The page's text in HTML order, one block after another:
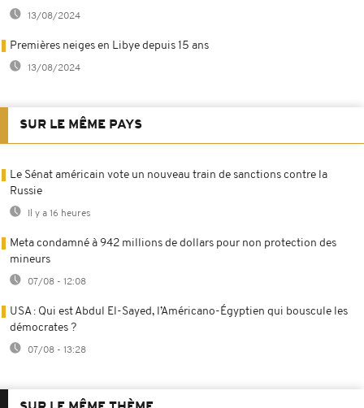
13/08/2024
Premières neiges en Libye depuis 15 ans
13/08/2024
SUR LE MÊME PAYS
Le Sénat américain vote un nouveau train de sanctions contre la
Russie
Il y a 16 heures
Meta condamné à 942 millions de dollars pour non protection des
mineurs
07/08 - 12:08
USA : Qui est Abdul El-Sayed, l’Américano-Égyptien qui bouscule les
démocrates ?
07/08 - 13:28